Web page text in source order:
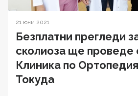
21 юни 2021
Безплатни прегледи
сколиоза ще проведе
Клиника по
Токуда